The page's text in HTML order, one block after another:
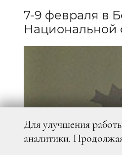
7-9 февраля в
Национальной
Для улучшения
аналитики.